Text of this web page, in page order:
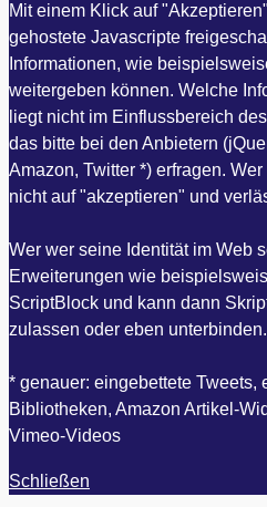
Mit einem Klick auf
gehostete Javascripte
Informationen, wie
weitergeben können. Welche
liegt nicht im Einflussbereich
das bitte bei den Anbietern
Amazon, Twitter *) erfragen.
nicht auf "akzeptieren" und
Wer wer seine Identität im Web
Erweiterungen wie
ScriptBlock und kann dann
zulassen oder eben unterbinden.
* genauer: eingebettete Tweets,
Bibliotheken, Amazon Artikel-
Vimeo-Videos
Schließen